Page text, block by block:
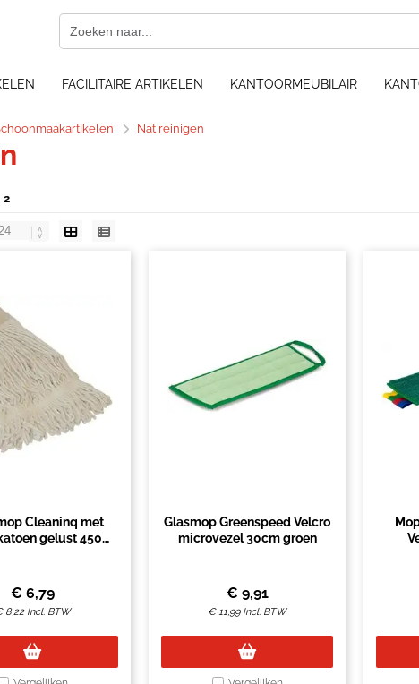
FACILITAIRE ARTIKELEN KANTOORMEUBILAIR
Nat reinigen
2
Cleaninq met
gelust 450
€ 6,79
8,22 Incl. BTW
Glasmop Greenspeed Velcro
microvezel 30cm groen
€ 9,91
€11,99 Incl. BTW